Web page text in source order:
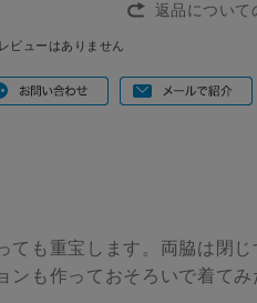
返品について
レビューはありません
ても重宝します。両脇は閉
も作っておそろいで着てみ